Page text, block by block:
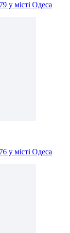
у місті Одеса
у місті Одеса